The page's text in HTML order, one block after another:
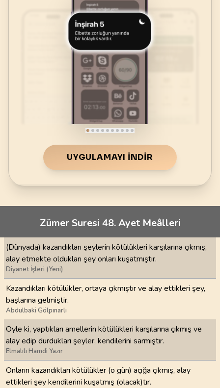
UYGULAMAYI İNDIR
Zümer Suresi 48. Ayet Meâlleri
(Dünyada) kazandıkları şeylerin kötülükleri karşılarına çıkmış,
alay etmekte oldukları şey onları kuşatmıştır.
Diyanet İşleri (Yeni)
Kazandıkları kötülükler, ortaya çıkmıştır ve alay ettikleri şey,
başlarına gelmiştir.
Abdulbaki Gölpınarlı
Öyle ki, yaptıkları amellerin kötülükleri karşılarına çıkmış ve
alay edip durdukları şeyler, kendilerini sarmıştır.
Elmalılı Hamdi Yazır
Onların kazandıkları kötülükler (o gün) açığa çıkmış, alay
ettikleri şey kendilerini kuşatmış (olacak)tır.